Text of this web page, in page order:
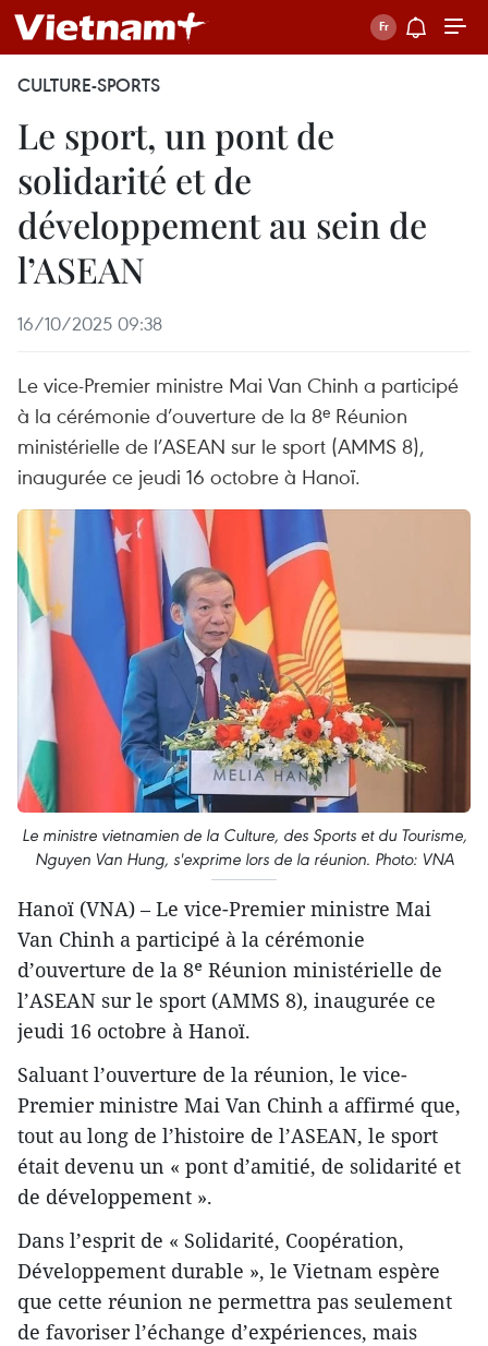
CULTURE-SPORTS
Le sport, un pont de
solidarité et de
développement au sein de
l’ASEAN
16/10/2025 09:38
Le vice-Premier ministre Mai Van Chinh a participé
à la cérémonie d’ouverture de la 8ᵉ Réunion
ministérielle de l’ASEAN sur le sport (AMMS 8),
inaugurée ce jeudi 16 octobre à Hanoï.
Le ministre vietnamien de la Culture, des Sports et du Tourisme,
Nguyen Van Hung, s'exprime lors de la réunion. Photo: VNA
Hanoï (VNA) – Le vice-Premier ministre Mai
Van Chinh a participé à la cérémonie
d’ouverture de la 8ᵉ Réunion ministérielle de
l’ASEAN sur le sport (AMMS 8), inaugurée ce
jeudi 16 octobre à Hanoï.
Saluant l’ouverture de la réunion, le vice-
Premier ministre Mai Van Chinh a affirmé que,
tout au long de l’histoire de l’ASEAN, le sport
était devenu un « pont d’amitié, de solidarité et
de développement ».
Dans l’esprit de « Solidarité, Coopération,
Développement durable », le Vietnam espère
que cette réunion ne permettra pas seulement
de favoriser l’échange d’expériences, mais